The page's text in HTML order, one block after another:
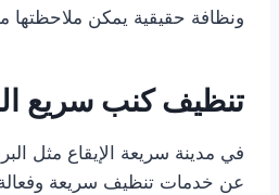
ونظافة حقيقية يمكن ملاحظتها
تنظيف كنب سريع
في مدينة سريعة الإيقاع مثل
عن خدمات تنظيف سريعة